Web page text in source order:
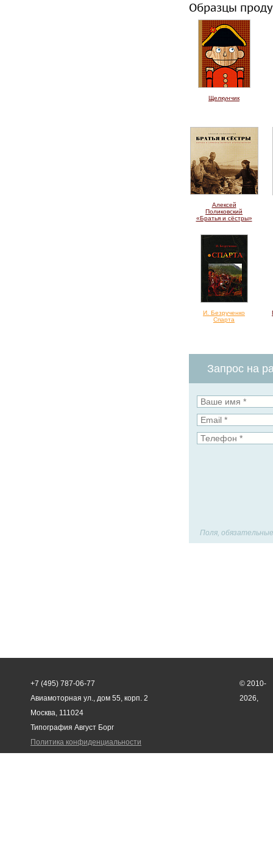
Образцы
Щелкунчик
Алексей
Поликовский
«Братья и сёстры»
И. Безрученко
Спарта
Запрос на
Поля,
+7 (495) 787-06-77
Авиамоторная ул., дом 55, корп. 2
Москва, 111024
© 2010-
2026,
Типография Август Борг
Политика конфиденциальности